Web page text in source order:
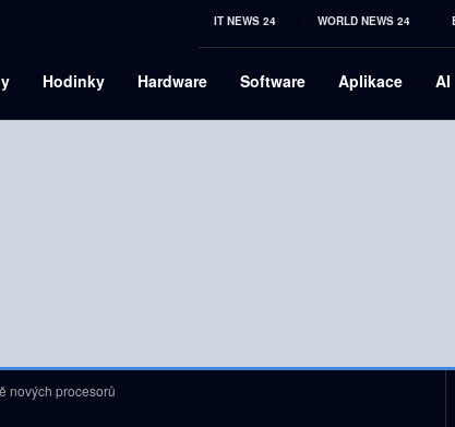
IT NEWS 24 WORLD NEWS 24
Hodinky Hardware Software Aplikace AI
nových procesorů